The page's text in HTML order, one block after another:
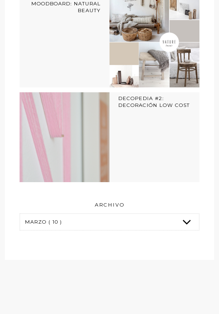
MOODBOARD: NATURAL
BEAUTY
DECOPEDIA #2:
DECORACIÓN LOW COST
ARCHIVO